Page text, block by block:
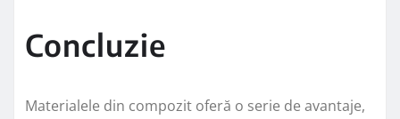
Concluzie
Materialele din compozit oferă o serie de avantaje,